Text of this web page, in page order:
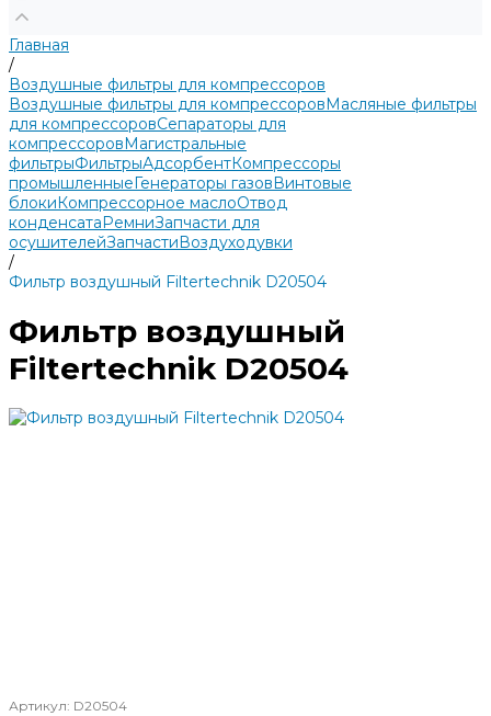
Главная
/
Воздушные фильтры для компрессоров
Воздушные фильтры для компрессоровМасляные фильтры
для компрессоровСепараторы для
компрессоровМагистральные
фильтрыФильтрыАдсорбентКомпрессоры
промышленныеГенераторы газовВинтовые
блокиКомпрессорное маслоОтвод
конденсатаРемниЗапчасти для
осушителейЗапчастиВоздуходувки
/
Фильтр воздушный Filtertechnik D20504
Фильтр воздушный
Filtertechnik D20504
Артикул: D20504